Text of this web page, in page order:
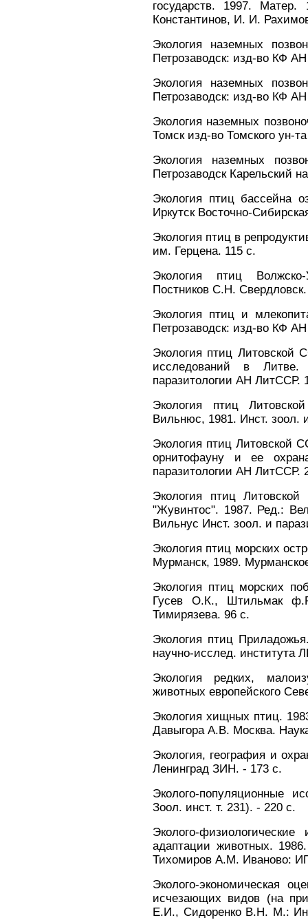
государств. 1997.
Константинов, И. И.
Экология наземных
Петрозаводск: изд-во КФ
Экология наземных
Петрозаводск: изд-во КФ
Экология наземных
Томск изд-во Томского ун-
Экология наземных
Петрозаводск Карельский
Экология птиц бассейна
Иркутск Восточно-
Экология птиц в
им. Герцена. 115 с.
Экология птиц
Постников С.Н.
Экология птиц и
Петрозаводск: изд-во КФ
Экология птиц Литовской
исследований в
паразитологии АН ЛитССР.
Экология птиц
Вильнюс, 1981. Инст. зоол.
Экология птиц Литовской
орнитофауну и ее
паразитологии АН ЛитССР.
Экология птиц
"Жувинтос". 1987. Ред.:
Вильнус Инст. зоол. и
Экология птиц морских
Мурманск, 1989.
Экология птиц морских
Гусев О.К., Штильмак
Тимирязева. 96 с.
Экология птиц
научно-исслед. института
Экология редких,
животных европейского
Экология хищных птиц.
Давыгора А.В. Москва.
Экология, география и
Ленинград ЗИН. - 173 с.
Эколого-популяционные
Зоол. инст. т. 231). - 220 с.
Эколого-
адаптации животных.
Тихомиров А.М. Иваново:
Эколого-экономическая
исчезающих видов (на
Е.И., Сидоренко В.Н. М.: